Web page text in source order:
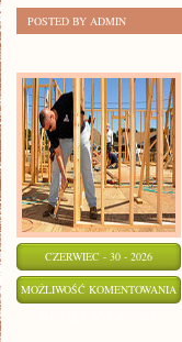
POSTED BY ADMIN
CZERWIEC - 30 - 2026
MOŻLIWOŚĆ KOMENTOWANIA